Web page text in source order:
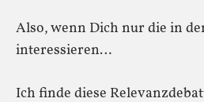
Also, wenn Dich nur die in
interessieren…
Ich finde diese